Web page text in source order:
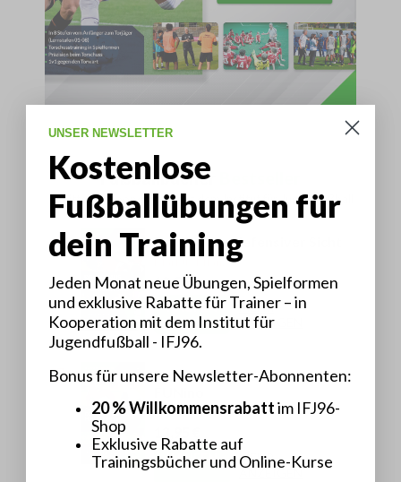
Fußballbücher
Ermittelt in Kooperation mit dem Institut für Jugendfußball
1 Rondos aus defensiver Sicht
Markus Pflanz
13,95 €
KAUFEN
MEHR
ANZEIGEN
2
Das Trainings-System hinter
Peter Schreiner
KAUFEN
MEHR
ANZEIGEN
UNSER NEWSLETTER
Kostenlose
Fußballübungen für
dein Training
Jeden Monat neue Übungen, Spielformen
und exklusive Rabatte für Trainer – in
Kooperation mit dem Institut für
Jugendfußball - IFJ96.
Bonus für unsere Newsletter-Abonnenten:
20 % Willkommensrabattim IFJ96-
Shop
Exklusive Rabatte auf
Trainingsbücher und Online-Kurse